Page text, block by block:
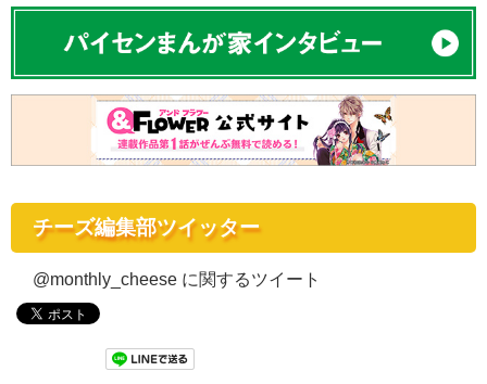
チーズ編集部ツイッター
@monthly_cheese に関するツイート